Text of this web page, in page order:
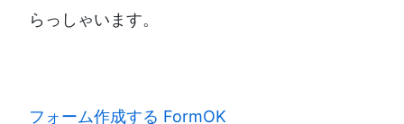
らっしゃいます。
フォーム作成する FormOK